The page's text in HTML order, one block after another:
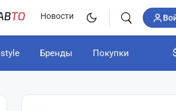
Новости
Бренды Покупки